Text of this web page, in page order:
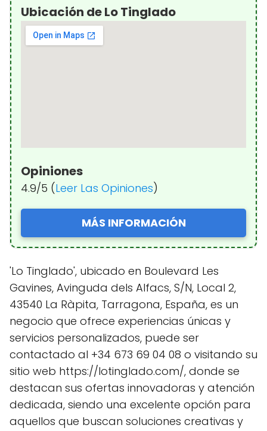
Ubicación de Lo Tinglado
Opiniones
4.9/5 (Leer Las Opiniones)
MÁS INFORMACIÓN
'Lo Tinglado', ubicado en Boulevard Les
Gavines, Avinguda dels Alfacs, S/N, Local 2,
43540 La Ràpita, Tarragona, España, es un
negocio que ofrece experiencias únicas y
servicios personalizados, puede ser
contactado al +34 673 69 04 08 o visitando su
sitio web https://lotinglado.com/, donde se
destacan sus ofertas innovadoras y atención
dedicada, siendo una excelente opción para
aquellos que buscan soluciones creativas y